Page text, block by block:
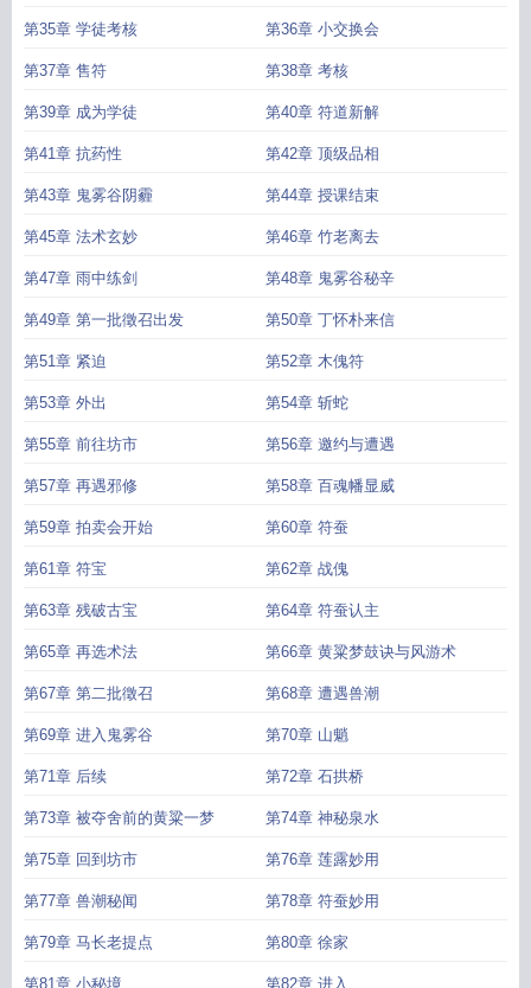
第35章 学徒考核 第36章 小交换会
第37章 售符 第38章 考核
第39章 成为学徒 第40章 符道新解
第41章 抗药性 第42章 顶级品相
第43章 鬼雾谷阴霾 第44章 授课结束
第45章 法术玄妙 第46章 竹老离去
第47章 雨中练剑 第48章 鬼雾谷秘辛
第49章 第一批徵召出发 第50章 丁怀朴来信
第51章 紧迫 第52章 木傀符
第53章 外出 第54章 斩蛇
第55章 前往坊市 第56章 邀约与遭遇
第57章 再遇邪修 第58章 百魂幡显威
第59章 拍卖会开始 第60章 符蚕
第61章 符宝 第62章 战傀
第63章 残破古宝 第64章 符蚕认主
第65章 再选术法 第66章 黄粱梦鼓诀与风游术
第67章 第二批徵召 第68章 遭遇兽潮
第69章 进入鬼雾谷 第70章 山魈
第71章 后续 第72章 石拱桥
第73章 被夺舍前的黄粱一梦 第74章 神秘泉水
第75章 回到坊市 第76章 莲露妙用
第77章 兽潮秘闻 第78章 符蚕妙用
第79章 马长老提点 第80章 徐家
第81章 小秘境 第82章 进入